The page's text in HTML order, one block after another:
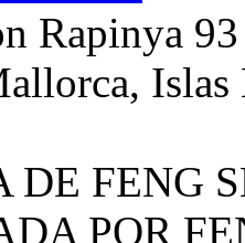
Rapinya 93
Islas
DE FENG
POR